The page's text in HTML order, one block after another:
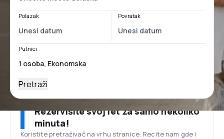
Polazak Povratak
Putnici
Pretraži
Rezervišite svoj let za samo nekoliko
minuta!
Koristite pretraživač na vrhu stranice. Recite nam gde i